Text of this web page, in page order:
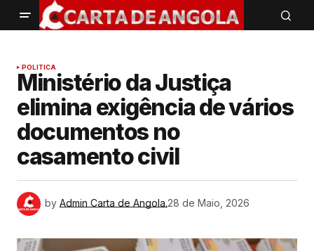
POLITICA
Ministério da Justiça
elimina exigência de vários
documentos no
casamento civil
by Admin Carta de Angola.28 de Maio, 2026